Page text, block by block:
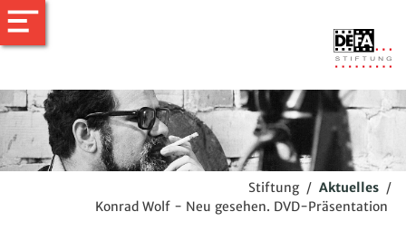
Stiftung / Aktuelles /
Konrad Wolf - Neu gesehen. DVD-Präsentation